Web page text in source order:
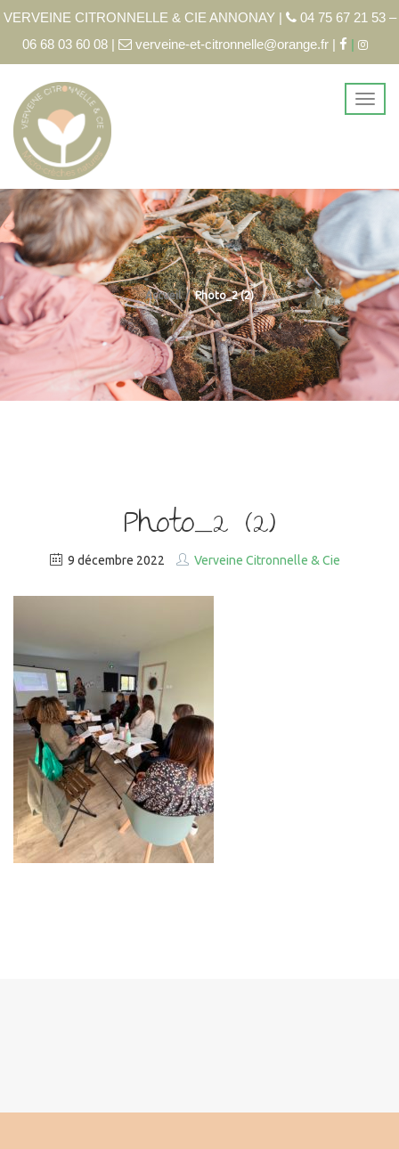
VERVEINE CITRONNELLE & CIE ANNONAY |
04 75 67 21 53 –
06 68 03 60 08 |
verveine-et-citronnelle@orange.fr | |
Accueil Photo_2 (2)
Photo_2 (2)
9 décembre 2022 Verveine Citronnelle & Cie